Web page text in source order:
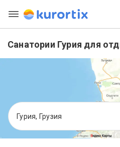
Санатории Гурия для
Гурия, Грузия